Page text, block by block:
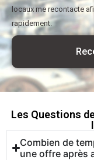
locaux me recontacte
rapidement.
Les Questions
Combien de
une offre après